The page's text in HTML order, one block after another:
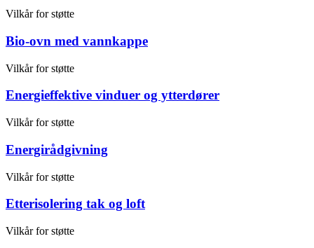
Vilkår for støtte
Bio-ovn med vannkappe
Vilkår for støtte
Energieffektive vinduer og ytterdører
Vilkår for støtte
Energirådgivning
Vilkår for støtte
Etterisolering tak og loft
Vilkår for støtte